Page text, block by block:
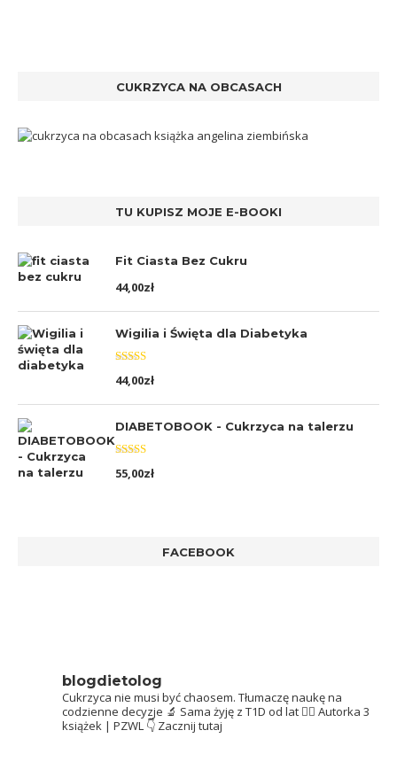
CUKRZYCA NA OBCASACH
TU KUPISZ MOJE E-BOOKI
Fit Ciasta Bez Cukru
44,00zł
Wigilia i Święta dla Diabetyka
Oceniono
5.00na 5
44,00zł
DIABETOBOOK - Cukrzyca na talerzu
Oceniono
5.00na 5
55,00zł
FACEBOOK
blogdietolog
Cukrzyca nie musi być chaosem. Tłumaczę naukę na
codzienne decyzje 🔬 Sama żyję z T1D od lat 👩‍⚕️ Autorka 3
książek | PZWL 👇 Zacznij tutaj